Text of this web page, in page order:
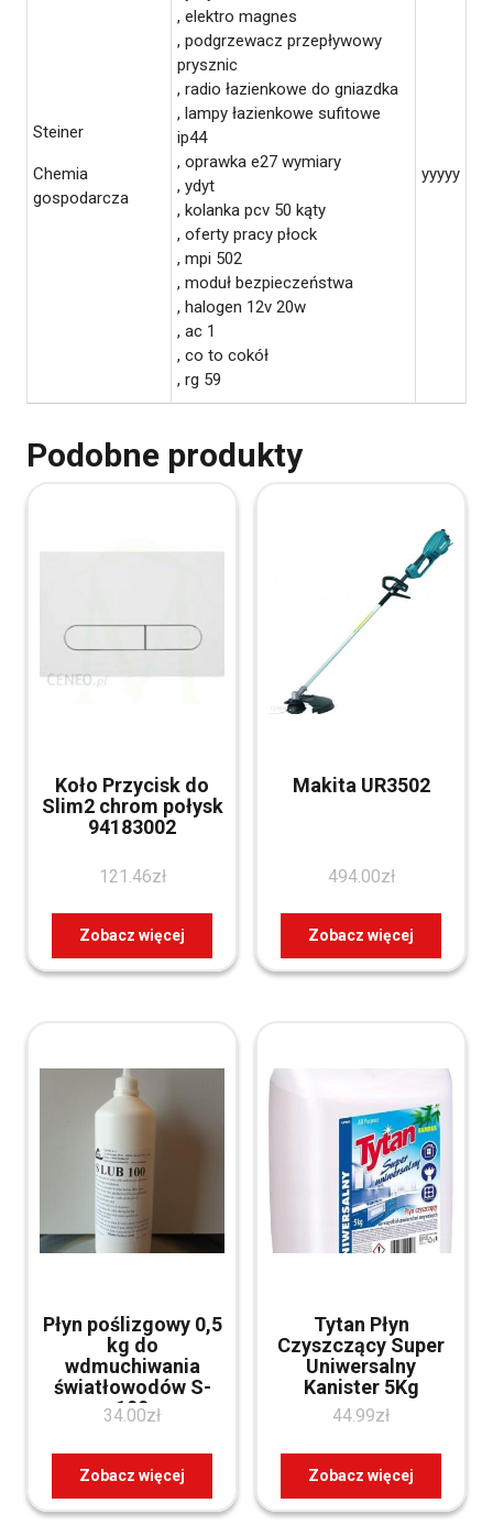
Steiner
Chemia
gospodarcza
, elektro magnes
, podgrzewacz przepływowy
prysznic
, radio łazienkowe do gniazdka
, lampy łazienkowe sufitowe
ip44
, oprawka e27 wymiary
, ydyt
, kolanka pcv 50 kąty
, oferty pracy płock
, mpi 502
, moduł bezpieczeństwa
, halogen 12v 20w
, ac 1
, co to cokół
, rg 59
yyyyy
Podobne produkty
Koło Przycisk do
Slim2 chrom połysk
94183002
121.46zł
Zobacz więcej
Makita UR3502
494.00zł
Zobacz więcej
Płyn poślizgowy 0,5
kg do
wdmuchiwania
światłowodów S-
100
34.00zł
Zobacz więcej
Tytan Płyn
Czyszczący Super
Uniwersalny
Kanister 5Kg
44.99zł
Zobacz więcej